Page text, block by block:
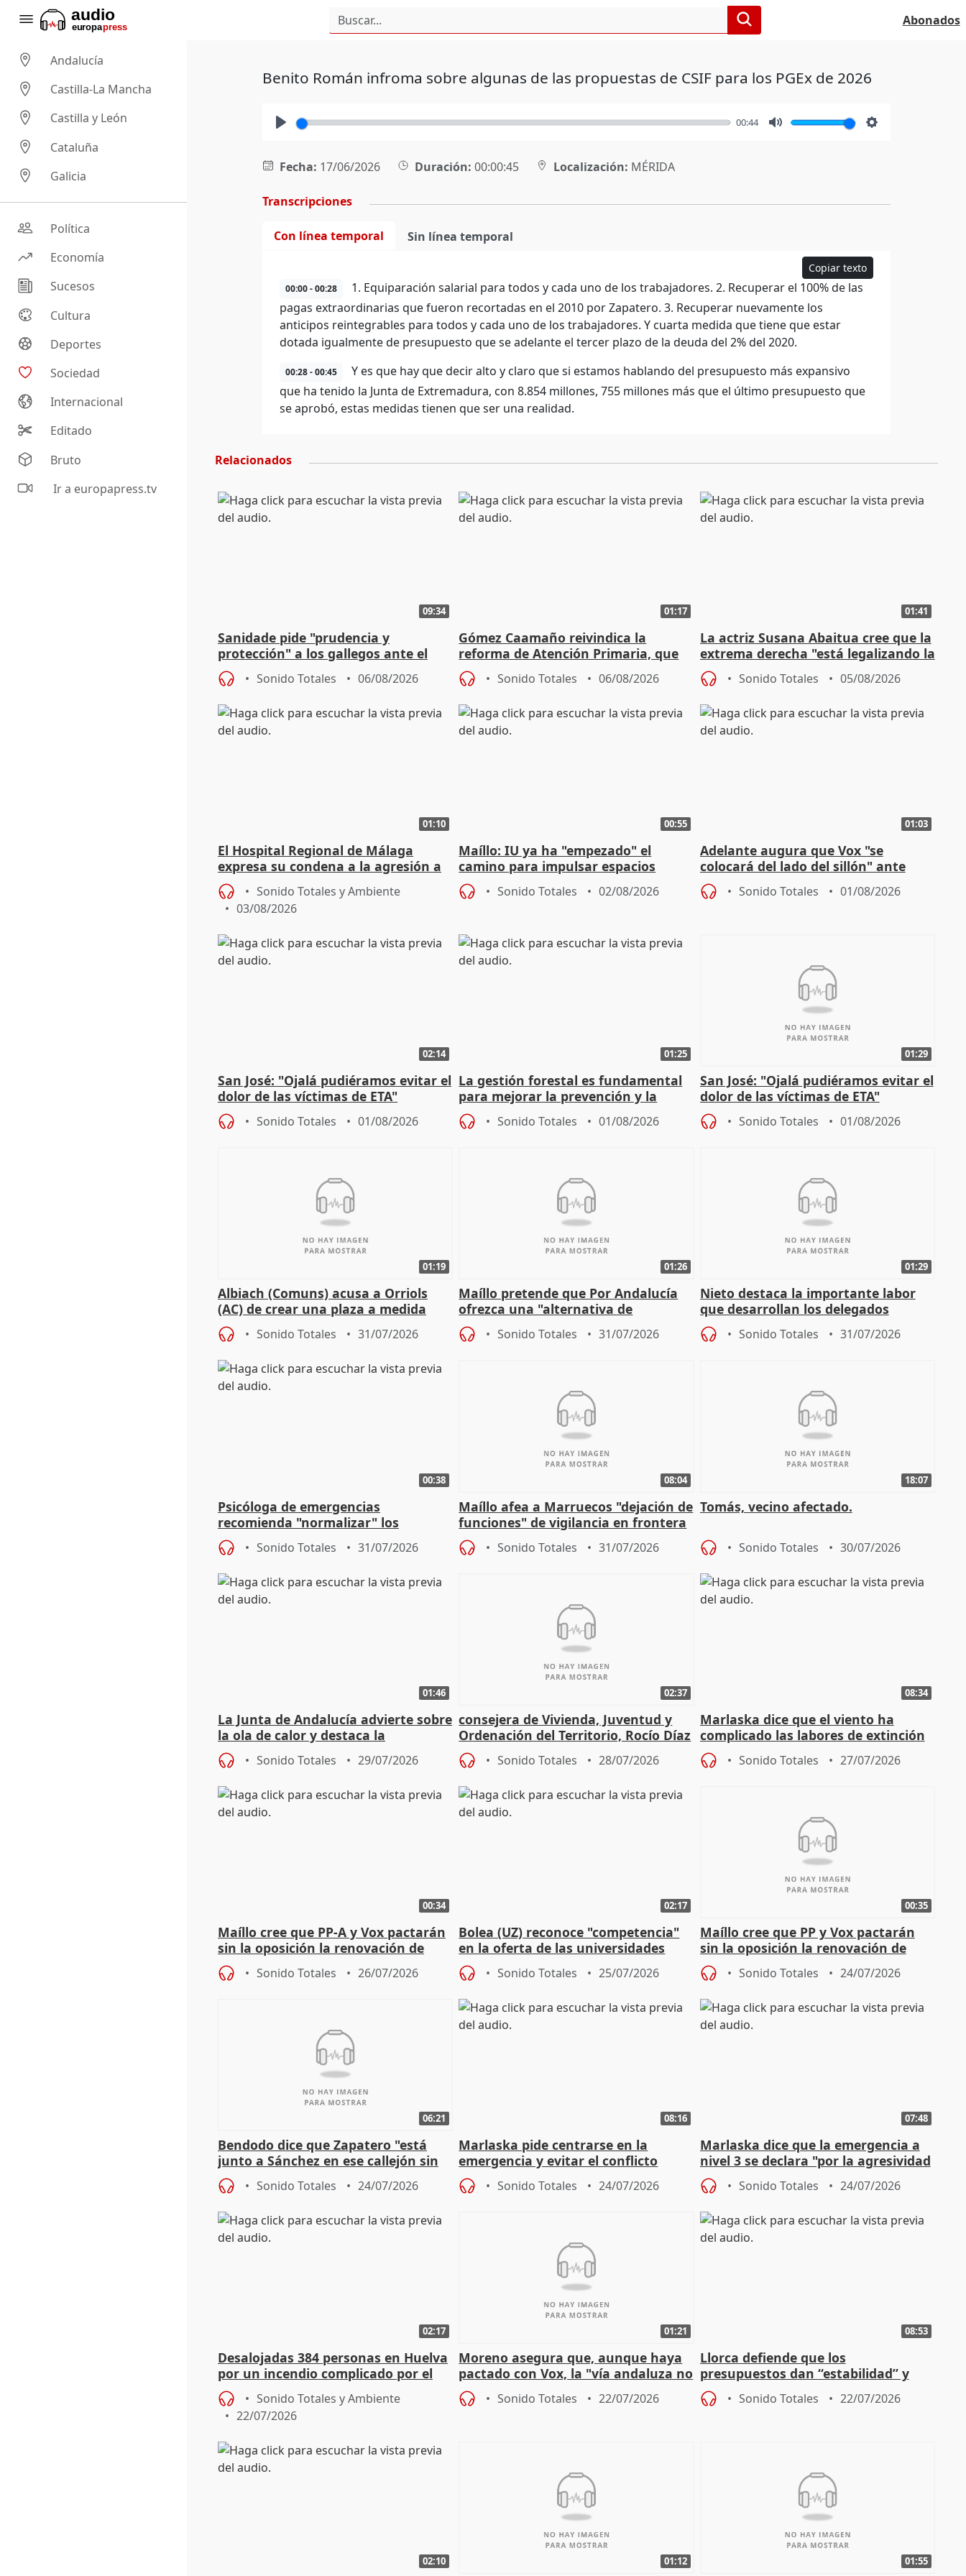
Abonados
Andalucía
Castilla-La Mancha
Castilla y León
Cataluña
Galicia
Política
Economía
Sucesos
Cultura
Deportes
Sociedad
Internacional
Editado
Bruto
Ir a europapress.tv
Benito Román infroma sobre algunas de las propuestas de CSIF para los PGEx de 2026
00:44
Fecha: 17/06/2026 Duración: 00:00:45 Localización: MÉRIDA
Transcripciones
Con línea temporal Sin línea temporal
Copiar texto
00:00 - 00:28
1. Equiparación salarial para todos y cada uno de los trabajadores. 2. Recuperar el 100% de las
pagas extraordinarias que fueron recortadas en el 2010 por Zapatero. 3. Recuperar nuevamente los
anticipos reintegrables para todos y cada uno de los trabajadores. Y cuarta medida que tiene que estar
dotada igualmente de presupuesto que se adelante el tercer plazo de la deuda del 2% del 2020.
00:28 - 00:45
Y es que hay que decir alto y claro que si estamos hablando del presupuesto más expansivo
que ha tenido la Junta de Extremadura, con 8.854 millones, 755 millones más que el último presupuesto que
se aprobó, estas medidas tienen que ser una realidad.
Relacionados
09:34
Sanidade pide "prudencia y
protección" a los gallegos ante el
eclipse del 12 de agosto
Sonido Totales 06/08/2026
01:17
Gómez Caamaño reivindica la
reforma de Atención Primaria, que
reforzará la autogestión
Sonido Totales 06/08/2026
01:41
La actriz Susana Abaitua cree que la
extrema derecha "está legalizando la
homofobia"
Sonido Totales 05/08/2026
01:10
El Hospital Regional de Málaga
expresa su condena a la agresión a
dos enfermeras de Urgencias
Sonido Totales y Ambiente
03/08/2026
00:55
Maíllo: IU ya ha "empezado" el
camino para impulsar espacios
unitarios para las municipales
Sonido Totales 02/08/2026
01:03
Adelante augura que Vox "se
colocará del lado del sillón" ante
iniciativas de la oposición
Sonido Totales 01/08/2026
02:14
San José: "Ojalá pudiéramos evitar el
dolor de las víctimas de ETA"
Sonido Totales 01/08/2026
01:25
La gestión forestal es fundamental
para mejorar la prevención y la
actuación frente a incendios
Sonido Totales 01/08/2026
01:29
San José: "Ojalá pudiéramos evitar el
dolor de las víctimas de ETA"
Sonido Totales 01/08/2026
01:19
Albiach (Comuns) acusa a Orriols
(AC) de crear una plaza a medida
para su hija en Ripoll (Girona)
Sonido Totales 31/07/2026
01:26
Maíllo pretende que Por Andalucía
ofrezca una "alternativa de
gobierno" con su labor de oposición
Sonido Totales 31/07/2026
01:29
Nieto destaca la importante labor
que desarrollan los delegados
territoriales de la Junta
Sonido Totales 31/07/2026
00:38
Psicóloga de emergencias
recomienda "normalizar" los
síntomas tras sufrir un incendio
Sonido Totales 31/07/2026
08:04
Maíllo afea a Marruecos "dejación de
funciones" de vigilancia en frontera
con Ceuta
Sonido Totales 31/07/2026
18:07
Tomás, vecino afectado.
Sonido Totales 30/07/2026
01:46
La Junta de Andalucía advierte sobre
la ola de calor y destaca la
importancia de la prevención
Sonido Totales 29/07/2026
02:37
consejera de Vivienda, Juventud y
Ordenación del Territorio, Rocío Díaz
Sonido Totales 28/07/2026
08:34
Marlaska dice que el viento ha
complicado las labores de extinción
durante la madrugada
Sonido Totales 27/07/2026
00:34
Maíllo cree que PP-A y Vox pactarán
sin la oposición la renovación de
órganos como el Defensor
Sonido Totales 26/07/2026
02:17
Bolea (UZ) reconoce "competencia"
en la oferta de las universidades
privadas
Sonido Totales 25/07/2026
00:35
Maíllo cree que PP y Vox pactarán
sin la oposición la renovación de
órganos como el Defensor
Sonido Totales 24/07/2026
06:21
Bendodo dice que Zapatero "está
junto a Sánchez en ese callejón sin
salida
Sonido Totales 24/07/2026
08:16
Marlaska pide centrarse en la
emergencia y evitar el conflicto
político
Sonido Totales 24/07/2026
07:48
Marlaska dice que la emergencia a
nivel 3 se declara "por la agresividad
de los incendios"
Sonido Totales 24/07/2026
02:17
Desalojadas 384 personas en Huelva
por un incendio complicado por el
viento
Sonido Totales y Ambiente
22/07/2026
01:21
Moreno asegura que, aunque haya
pactado con Vox, la "vía andaluza no
ha muerto" ni él va a "cambiar"
Sonido Totales 22/07/2026
08:53
Llorca defiende que los
presupuestos dan “estabilidad” y
dice que no ha hablado con Feijóo
Sonido Totales 22/07/2026
02:10 01:12 01:55